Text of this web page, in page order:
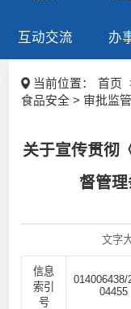
互动交流 办
当前位置： 首页
食品安全 > 审批监
关于宣传贯彻
督管
文字
信息
索引
号
014006438/
04455